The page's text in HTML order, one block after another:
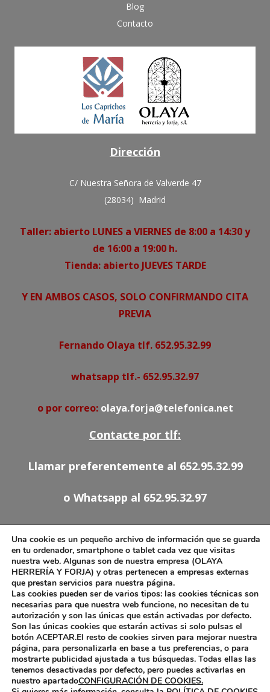
Blog
Contacto
Dirección
C/ Nuestra Señora de Valverde 47
(28034) Madrid
Taller: abierto LUNES a VIERNES de 8:00 a 14:30 y
de 16:00 a 19:00 h.
Tienda: abierto JUEVES TARDE
Y EN AMBOS CASOS, SOLO CONFIRMANDO CITA
PREVIA
Fernando Olaya tlf. 652.95.32.99
whatsapp tlf.- 652.95.32.97
o por correo: olaya.forja@telefonica.net
Contacte por tlf:
Llamar preferentemente al 652.95.32.99
o Whatsapp al 652.95.32.97
91.527.54.78
652.95.32.97
olaya.forja@telefonica.net
Aviso Legal
Política de Cookies
Una cookie es un pequeño archivo de información que se guarda
en tu ordenador, smartphone o tablet cada vez que visitas
nuestra web. Algunas son de nuestra empresa (OLAYA
HERRERÍA Y FORJA) y otras pertenecen a empresas externas
que prestan servicios para nuestra página.
Las cookies pueden ser de varios tipos: las cookies técnicas son
necesarias para que nuestra web funcione, no necesitan de tu
autorización y son las únicas que están activadas por defecto.
Son las únicas cookies que estarán activas si solo pulsas el
botón ACEPTAR.El resto de cookies sirven para mejorar nuestra
página, para personalizarla en base a tus preferencias, o para
mostrarte publicidad ajustada a tus búsquedas. Todas ellas las
tenemos desactivadas por defecto, pero puedes activarlas en
nuestro apartadoCONFIGURACIÓN DE COOKIES.